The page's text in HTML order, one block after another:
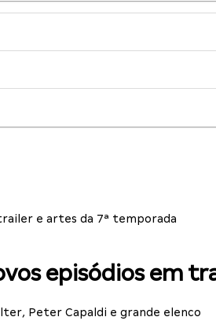
e artes da 7ª temporada
episódios em
Peter Capaldi e grande elenco